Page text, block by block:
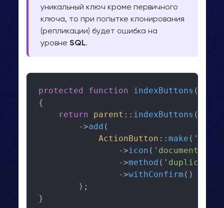
уникальный ключ кроме первичного
ключа, то при попытке клонирования
(репликации) будет ошибка на
уровне SQL.
protected function indexButtons ():
{
return
parent :: indexButtons ()
        ->
add (
ActionButton :: make (
                ->
icon ( 'document-
                ->
method (
                ->
withConfirm ()
        );
}